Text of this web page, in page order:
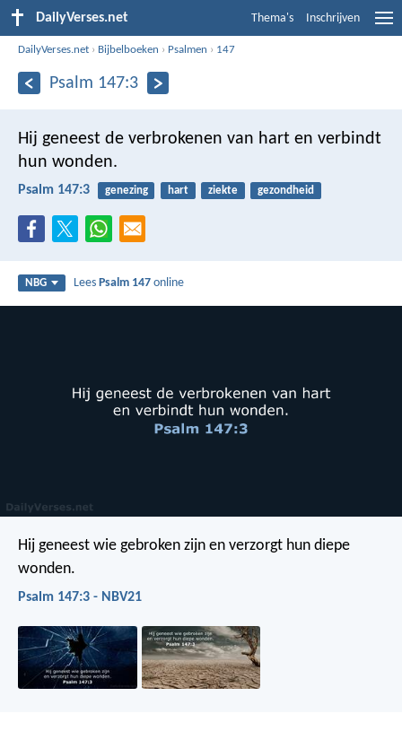
DailyVerses.net Thema's Inschrijven
DailyVerses.net › Bijbelboeken › Psalmen › 147
Psalm 147:3
Hij geneest de verbrokenen van hart en verbindt
hun wonden.
Psalm 147:3 genezing hart ziekte gezondheid
NBG LeesPsalm 147 online
Hij geneest wie gebroken zijn en verzorgt hun diepe
wonden.
Psalm 147:3 - NBV21